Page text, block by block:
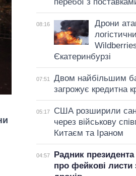
08:16
Дрони
Єкатеринбурзі
07:51
Двом найбільшим
загрожує кредитна
05:17
США розширили
через військову
Китаєм та Іраном
04:57
Радник
про фейкові листи